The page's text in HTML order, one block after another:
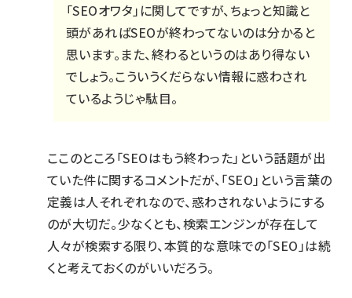
「SEOオワタ」に関してですが、ちょっと知識と
頭があればSEOが終わってないのは分かると
思います。また、終わるというのはあり得ない
でしょう。こういうくだらない情報に惑わされ
ているようじゃ駄目。
ここのところ「SEOはもう終わった」という話題が出
ていた件に関するコメントだが、「SEO」という言葉の
定義は人それぞれなので、惑わされないようにする
のが大切だ。少なくとも、検索エンジンが存在して
人々が検索する限り、本質的な意味での「SEO」は続
くと考えておくのがいいだろう。